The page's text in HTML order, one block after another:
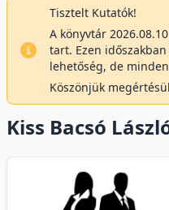
Tisztelt Kutatók!
A könyvtár
tart. Ezen
lehetőség, de
Köszönjük
Kiss Bacsó